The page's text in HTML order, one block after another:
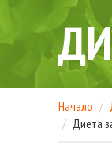
Начало
Диета